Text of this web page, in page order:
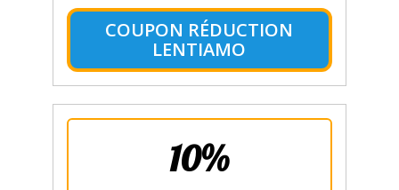
COUPON RÉDUCTION
LENTIAMO
10%